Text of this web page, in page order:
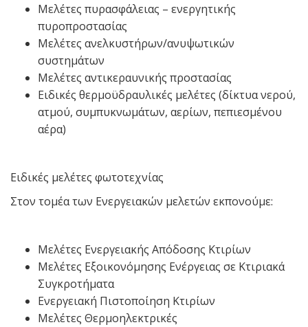
Μελέτες πυρασφάλειας – ενεργητικής
πυροπροστασίας
Μελέτες ανελκυστήρων/ανυψωτικών
συστημάτων
Μελέτες αντικεραυνικής προστασίας
Ειδικές θερμοϋδραυλικές μελέτες (δίκτυα νερού,
ατμού, συμπυκνωμάτων, αερίων, πεπιεσμένου
αέρα)
Ειδικές μελέτες φωτοτεχνίας
Στον τομέα των Ενεργειακών μελετών εκπονούμε:
Μελέτες Ενεργειακής Απόδοσης Κτιρίων
Μελέτες Εξοικονόμησης Ενέργειας σε Κτιριακά
Συγκροτήματα
Ενεργειακή Πιστοποίηση Κτιρίων
Μελέτες Θερμοηλεκτρικές